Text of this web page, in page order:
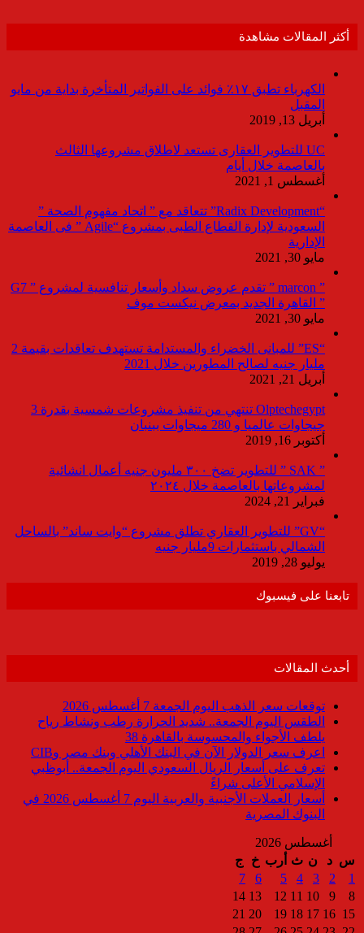
أكثر المقالات مشاهدة
الكهرباء تطبق ١٧٪ فوائد على الفواتير المتأخرة بداية من مايو
المقبل
أبريل 13, 2019
UC للتطوير العقارى تستعد لاطلاق مشروعها الثالث
بالعاصمة خلال أيام
أغسطس 1, 2021
“Radix Development” تتعاقد مع ” اتحاد مفهوم الصحة ”
السعودية لإدارة القطاع الطبى بمشروع “Agile ” فى العاصمة
الإدارية
مايو 30, 2021
” marcon ” تقدم عروض سداد وأسعار تنافسية لمشروع ” G7
” القاهرة الجديد بمعرض نيكست موف
مايو 30, 2021
“ES” للمبانى الخضراء والمستدامة تستهدف تعاقدات بقيمة 2
مليار جنيه لصالح المطورين خلال 2021
أبريل 21, 2021
Olptechegypt تنتهي من تنفيذ مشروعات شمسية بقدرة 3
جيجاوات عالميا و 280 ميجاوات ببنبان
أكتوبر 16, 2019
” SAK ” للتطوير تضخ ٣٠٠ مليون جنيه أعمال انشائية
لمشروعاتها بالعاصمة خلال ٢٠٢٤
فبراير 21, 2024
“GV” للتطوير العقاري تطلق مشروع “وايت ساند” بالساحل
الشمالي باستثمارات 9مليار جنيه
يوليو 28, 2019
تابعنا على فيسبوك
أحدث المقالات
توقعات سعر الذهب اليوم الجمعة 7 أغسطس 2026
الطقس اليوم الجمعة.. شديد الحرارة رطب ونشاط رياح
يلطف الأجواء والمحسوسة بالقاهرة 38
اعرف سعر الدولار الآن في البنك الأهلي وبنك مصر وCIB
تعرف على أسعار الريال السعودي اليوم الجمعة.. أبوظبي
الإسلامي الأعلى شراءً
أسعار العملات الأجنبية والعربية اليوم 7 أغسطس 2026 في
البنوك المصرية
أغسطس 2026
س د ن ث أرب خ
ج
1
2
3
4
5
6
7
8
9
10
11
12
13
14
15
16
17
18
19
20
21